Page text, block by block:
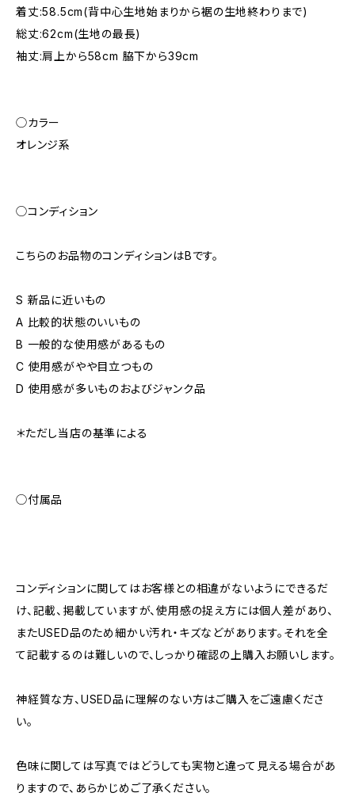
着丈:58.5cm(背中心生地始まりから裾の生地終わりまで)
総丈:62cm(生地の最長)
袖丈:肩上から58cm 脇下から39cm
◯カラー
オレンジ系
◯コンディション
こちらのお品物のコンディションはBです。
S 新品に近いもの
A 比較的状態のいいもの
B 一般的な使用感があるもの
C 使用感がやや目立つもの
D 使用感が多いものおよびジャンク品
＊ただし当店の基準による
◯付属品
コンディションに関してはお客様との相違がないようにできるだ
け、記載、掲載していますが、使用感の捉え方には個人差があり、
またUSED品のため細かい汚れ・キズなどがあります。それを全
て記載するのは難しいので、しっかり確認の上購入お願いします。
神経質な方、USED品に理解のない方はご購入をご遠慮くださ
い。
色味に関しては写真ではどうしても実物と違って見える場合があ
りますので、あらかじめご了承ください。